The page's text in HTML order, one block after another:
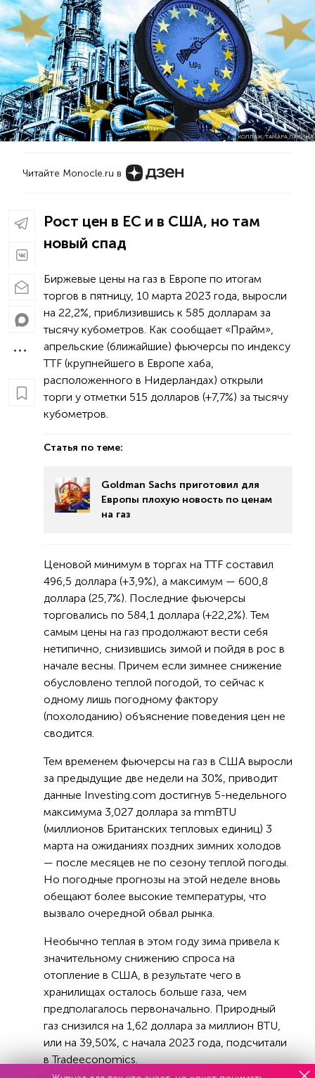
КОЛЛАЖ: ТАМАРА ЛАРИНА
Читайте Monocle.ru в
Рост цен в ЕС и в США, но там
новый спад
Биржевые цены на газ в Европе по итогам
торгов в пятницу, 10 марта 2023 года, выросли
на 22,2%, приблизившись к 585 долларам за
тысячу кубометров. Как сообщает «Прайм»,
апрельские (ближайшие) фьючерсы по индексу
TTF (крупнейшего в Европе хаба,
расположенного в Нидерландах) открыли
торги у отметки 515 долларов (+7,7%) за тысячу
кубометров.
Статья по теме:
Goldman Sachs приготовил для
Европы плохую новость по ценам
на газ
Ценовой минимум в торгах на TTF составил
496,5 доллара (+3,9%), а максимум — 600,8
доллара (25,7%). Последние фьючерсы
торговались по 584,1 доллара (+22,2%). Тем
самым цены на газ продолжают вести себя
нетипично, снизившись зимой и пойдя в рос в
начале весны. Причем если зимнее снижение
обусловлено теплой погодой, то сейчас к
одному лишь погодному фактору
(похолоданию) объяснение поведения цен не
сводится.
Тем временем фьючерсы на газ в США выросли
за предыдущие две недели на 30%, приводит
данные Investing.com достигнув 5-недельного
максимума 3,027 доллара за mmBTU
(миллионов Британских тепловых единиц) 3
марта на ожиданиях поздних зимних холодов
— после месяцев не по сезону теплой погоды.
Но погодные прогнозы на этой неделе вновь
обещают более высокие температуры, что
вызвало очередной обвал рынка.
Необычно теплая в этом году зима привела к
значительному снижению спроса на
отопление в США, в результате чего в
хранилищах осталось больше газа, чем
предполагалось первоначально. Природный
газ снизился на 1,62 доллара за миллион BTU,
или на 39,50%, с начала 2023 года, подсчитали
в Tradeeconomics.